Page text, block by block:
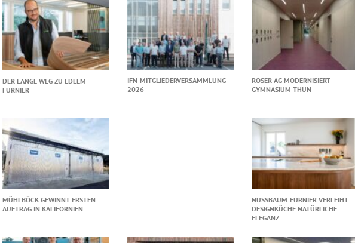
DER LANGE WEG ZU EDLEM
FURNIER
IFN-MITGLIEDERVERSAMMLUNG
2026
ROSER AG MODERNISIERT
GYMNASIUM THUN
MÜHLBÖCK GEWINNT ERSTEN
AUFTRAG IN KALIFORNIEN
NUSSBAUM‑FURNIER VERLEIHT
DESIGNKÜCHE NATÜRLICHE
ELEGANZ